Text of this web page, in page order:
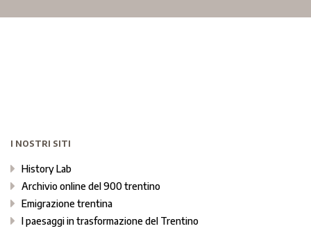
I NOSTRI SITI
History Lab
Archivio online del 900 trentino
Emigrazione trentina
I paesaggi in trasformazione del Trentino